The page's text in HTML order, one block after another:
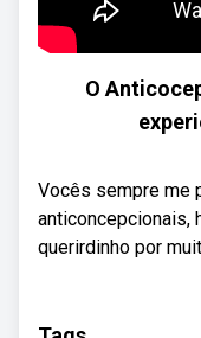
O
Vocês sempre me
anticoncepcionais,
querirdinho por